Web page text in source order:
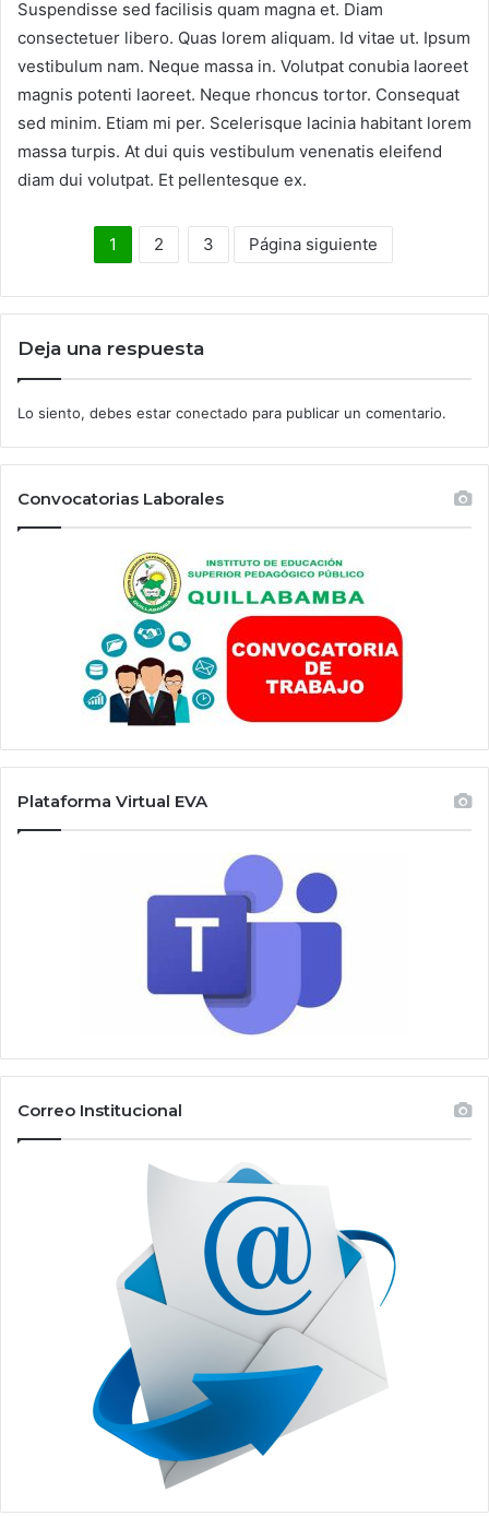
Suspendisse sed facilisis quam magna et. Diam
consectetuer libero. Quas lorem aliquam. Id vitae ut. Ipsum
vestibulum nam. Neque massa in. Volutpat conubia laoreet
magnis potenti laoreet. Neque rhoncus tortor. Consequat
sed minim. Etiam mi per. Scelerisque lacinia habitant lorem
massa turpis. At dui quis vestibulum venenatis eleifend
diam dui volutpat. Et pellentesque ex.
1 2 3 Página siguiente
Deja una respuesta
Lo siento, debes estar conectado para publicar un comentario.
Convocatorias Laborales
Plataforma Virtual EVA
Correo Institucional